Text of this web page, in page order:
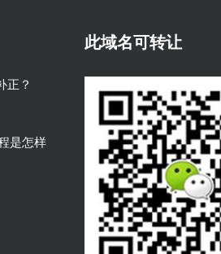
正？
是怎样
此域名可转让